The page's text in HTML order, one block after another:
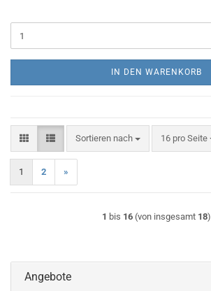
IN DEN WARENKORB
Sortieren nach
Sortieren nach 16 pro Seite
pro Seite
1 2 »
1 bis 16 (von insgesamt 18)
Angebote